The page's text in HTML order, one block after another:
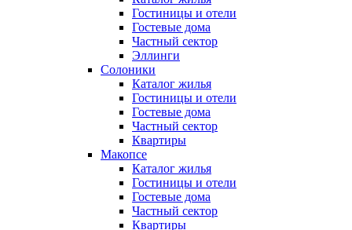
Гостиницы и отели
Гостевые дома
Частный сектор
Эллинги
Солоники
Каталог жилья
Гостиницы и отели
Гостевые дома
Частный сектор
Квартиры
Макопсе
Каталог жилья
Гостиницы и отели
Гостевые дома
Частный сектор
Квартиры